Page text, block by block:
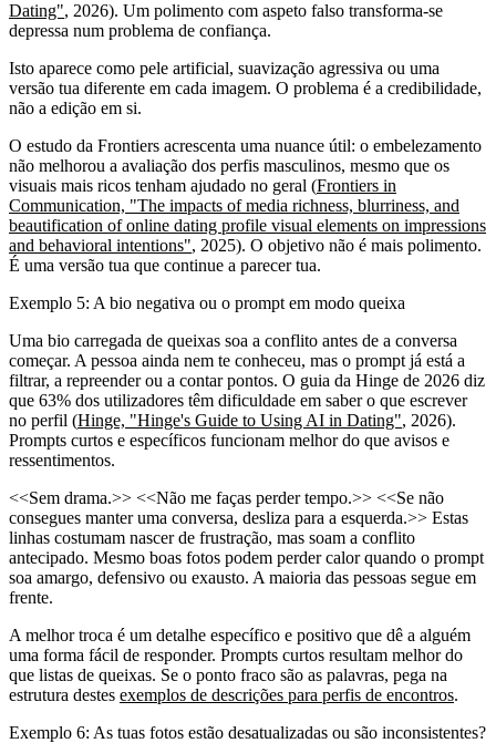
Dating", 2026). Um polimento com aspeto falso transforma-se
depressa num problema de confiança.
Isto aparece como pele artificial, suavização agressiva ou uma
versão tua diferente em cada imagem. O problema é a credibilidade,
não a edição em si.
O estudo da Frontiers acrescenta uma nuance útil: o embelezamento
não melhorou a avaliação dos perfis masculinos, mesmo que os
visuais mais ricos tenham ajudado no geral (Frontiers in
Communication, "The impacts of media richness, blurriness, and
beautification of online dating profile visual elements on impressions
and behavioral intentions", 2025). O objetivo não é mais polimento.
É uma versão tua que continue a parecer tua.
Exemplo 5: A bio negativa ou o prompt em modo queixa
Uma bio carregada de queixas soa a conflito antes de a conversa
começar. A pessoa ainda nem te conheceu, mas o prompt já está a
filtrar, a repreender ou a contar pontos. O guia da Hinge de 2026 diz
que 63% dos utilizadores têm dificuldade em saber o que escrever
no perfil (Hinge, "Hinge's Guide to Using AI in Dating", 2026).
Prompts curtos e específicos funcionam melhor do que avisos e
ressentimentos.
<<Sem drama.>> <<Não me faças perder tempo.>> <<Se não
consegues manter uma conversa, desliza para a esquerda.>> Estas
linhas costumam nascer de frustração, mas soam a conflito
antecipado. Mesmo boas fotos podem perder calor quando o prompt
soa amargo, defensivo ou exausto. A maioria das pessoas segue em
frente.
A melhor troca é um detalhe específico e positivo que dê a alguém
uma forma fácil de responder. Prompts curtos resultam melhor do
que listas de queixas. Se o ponto fraco são as palavras, pega na
estrutura destes exemplos de descrições para perfis de encontros.
Exemplo 6: As tuas fotos estão desatualizadas ou são inconsistentes?